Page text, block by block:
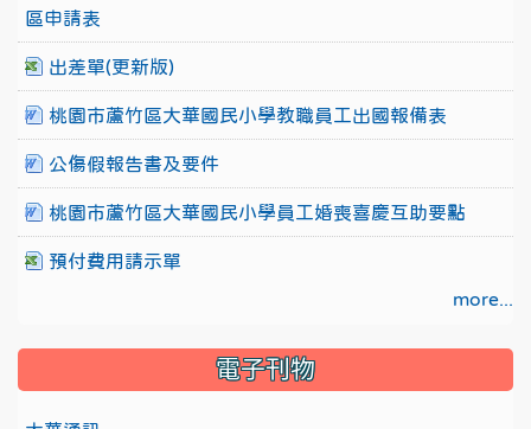
區申請表
出差單(更新版)
桃園市蘆竹區大華國民小學教職員工出國報備表
公傷假報告書及要件
桃園市蘆竹區大華國民小學員工婚喪喜慶互助要點
預付費用請示單
more...
電子刊物